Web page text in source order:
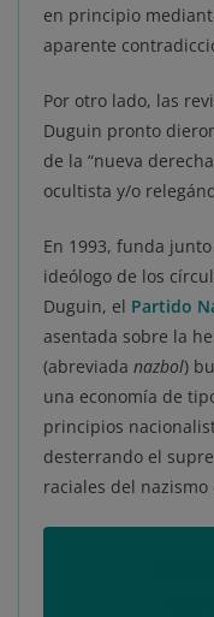
en principio
aparente
Por otro lado, las
Duguin pronto
de la “nueva
ocultista y/o
En 1993, funda junto
ideólogo de los
Duguin, el Partido
asentada sobre la
(abreviada nazbol)
una economía de
principios
desterrando el
raciales del